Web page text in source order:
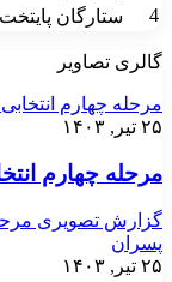
4
ستارگان پایتخت
گالری تصاویر
مرحله چهارم
۲۵ تیر, ۱۴۰۳
مرحله چهارم
گزارش تصویری
پسران
۲۵ تیر, ۱۴۰۳